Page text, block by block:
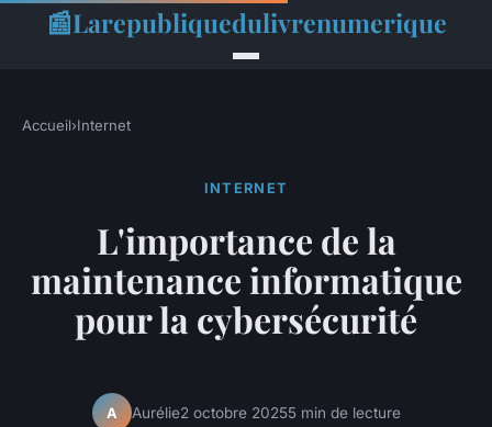
📰Larepubliquedulivrenumerique
Accueil›Internet
INTERNET
L'importance de la
maintenance informatique
pour la cybersécurité
A Aurélie2 octobre 20255 min de lecture